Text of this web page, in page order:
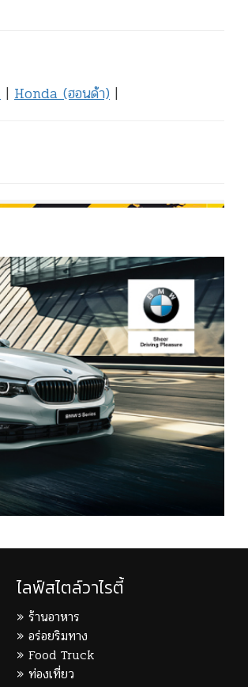
| Honda (ฮอนด้า) |
ไลฟ์สไตล์วาไรตี้
ร้านอาหาร
อร่อยริมทาง
Food Truck
ท่องเที่ยว